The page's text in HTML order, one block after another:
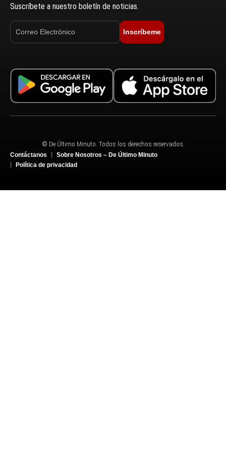
Suscríbete a nuestro boletín de noticias.
Inscríbeme
© De Último Minuto. Todos los derechos reservados.
Contáctanos
Sobre Nosotros – De Último Minuto
Política de privacidad